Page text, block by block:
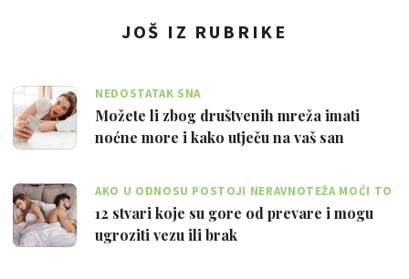
JOŠ IZ RUBRIKE
NEDOSTATAK SNA
Možete li zbog društvenih mreža imati
noćne more i kako utječu na vaš san
AKO U ODNOSU POSTOJI NERAVNOTEŽA MOĆI TO
JE VELIKI PROBLEM
12 stvari koje su gore od prevare i mogu
ugroziti vezu ili brak